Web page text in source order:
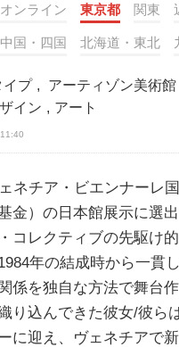
オンライン 東京都 関東
中国・四国 北海道・東北
イプ , アーティゾン美術館
イン , アート
ネチア・ビエンナーレ
金）の日本館展示に選
コレクティブの先駆け
年の結成時から一貫
係を独自な方法で舞台
り込んできた彼女/彼ら
に迎え、ヴェネチアで